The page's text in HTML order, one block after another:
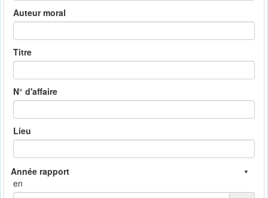
Auteur moral
Titre
N° d'affaire
Lieu
en